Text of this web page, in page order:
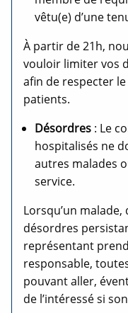
vêtu(e) d’une
À partir de 21h,
vouloir limiter vos
afin de respecter
patients.
Désordres : Le
hospitalisés ne
autres malades
service.
Lorsqu’un
désordres
représentant
responsable,
pouvant aller,
de l’intéressé si